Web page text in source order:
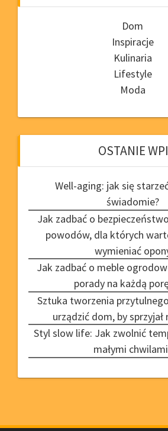
Dom
Inspiracje
Kulinaria
Lifestyle
Moda
OSTANIE
Well-aging: jak się
świadomie?
Jak zadbać o
powodów, dla których
wymieniać
Jak zadbać o meble
porady na każdą
Sztuka tworzenia
urządzić dom, by sprzyjał
Styl slow life: Jak zwolnić
małymi